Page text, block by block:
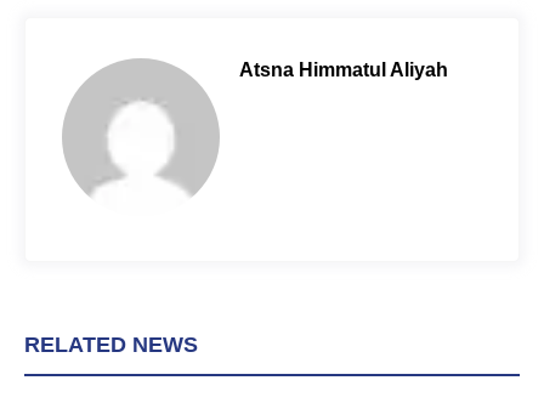
k
e
A
Atsna Himmatul Aliyah
RELATED NEWS